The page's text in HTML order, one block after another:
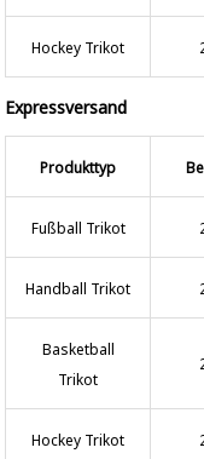
Hockey Trikot
Expressversand
Produkttyp
Fußball Trikot
Handball Trikot
Basketball
Trikot
Hockey Trikot